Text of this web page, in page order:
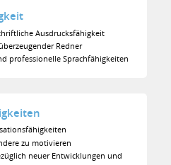
Ausdrucksfähigkeit
Redner
professionelle Sprachfähigkeiten
zu motivieren
neuer Entwicklungen und